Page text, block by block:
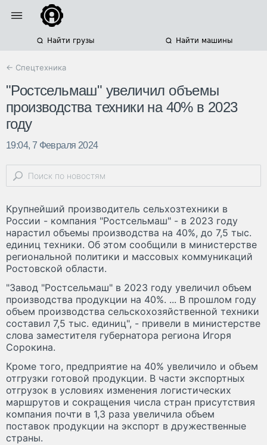
Найти грузы Найти машины
← Спецтехника
"Ростсельмаш" увеличил объемы
производства техники на 40% в 2023
году
19:04, 7 Февраля 2024
Крупнейший производитель сельхозтехники в
России - компания "Ростсельмаш" - в 2023 году
нарастил объемы производства на 40%, до 7,5 тыс.
единиц техники. Об этом сообщили в министерстве
региональной политики и массовых коммуникаций
Ростовской области.
"Завод "Ростсельмаш" в 2023 году увеличил объем
производства продукции на 40%. ... В прошлом году
объем производства сельскохозяйственной техники
составил 7,5 тыс. единиц", - привели в министерстве
слова заместителя губернатора региона Игоря
Сорокина.
Кроме того, предприятие на 40% увеличило и объем
отгрузки готовой продукции. В части экспортных
отгрузок в условиях изменения логистических
маршрутов и сокращения числа стран присутствия
компания почти в 1,3 раза увеличила объем
поставок продукции на экспорт в дружественные
страны.